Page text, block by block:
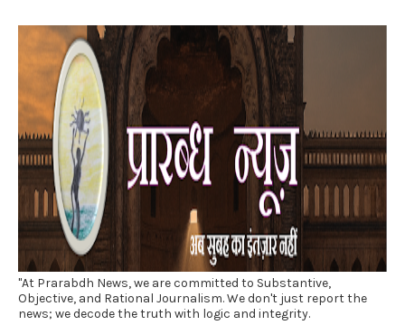
"At Prarabdh News, we are committed to Substantive,
Objective, and Rational Journalism. We don't just report the
news; we decode the truth with logic and integrity.